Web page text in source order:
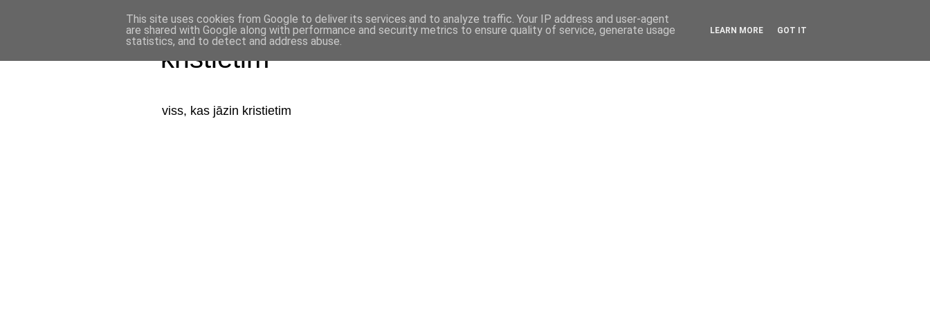
kristietim
viss, kas jāzin kristietim
This site uses cookies from Google to deliver its services and to analyze traffic. Your IP address and user-agent
are shared with Google along with performance and security metrics to ensure quality of service, generate usage
statistics, and to detect and address abuse.
LEARN MORE GOT IT